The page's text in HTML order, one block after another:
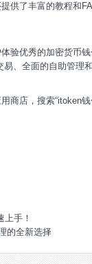
供了丰富的教程和
验优秀的加密货币
、全面的自助管理
商店，搜索“itoken
手！
的全新选择